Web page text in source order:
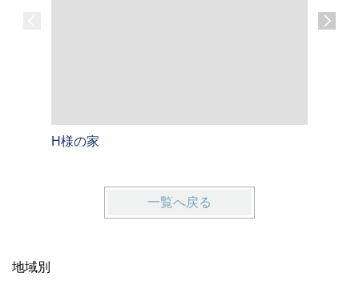
H様の家
一覧へ戻る
地域別